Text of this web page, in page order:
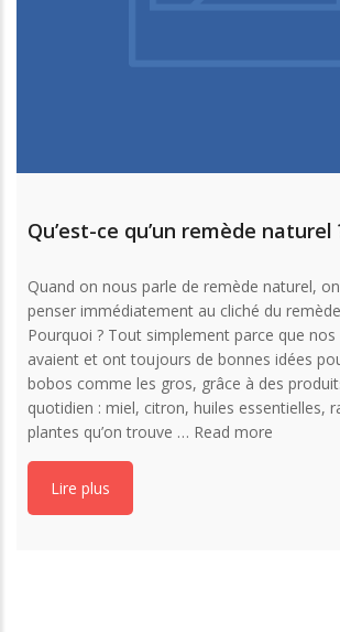
Qu’est-ce qu’un remède naturel
Quand on nous parle de remède naturel,
penser immédiatement au cliché du
Pourquoi ? Tout simplement parce que
avaient et ont toujours de bonnes idées
bobos comme les gros, grâce à des
quotidien : miel, citron, huiles essentielles,
plantes qu’on trouve … Read more
Lire plus